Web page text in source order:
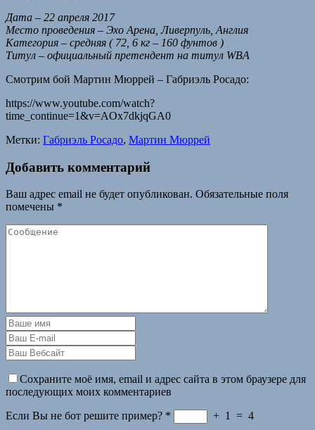
Дата – 22 апреля 2017
Место проведения – Эхо Арена, Ливерпуль, Англия
Категория – средняя ( 72, 6 кг – 160 фунтов )
Титул – официальный претендент на титул WBA
Смотрим бой Мартин Мюррей – Габриэль Росадо:
https://www.youtube.com/watch?
time_continue=1&v=AOx7dkjqGA0
Метки: Габриэль Росадо, Мартин Мюррей
Добавить комментарий
Ваш адрес email не будет опубликован. Обязательные поля
помечены *
Сохраните моё имя, email и адрес сайта в этом браузере для
последующих моих комментариев
Если Вы не бот решите пример? * + 1 = 4